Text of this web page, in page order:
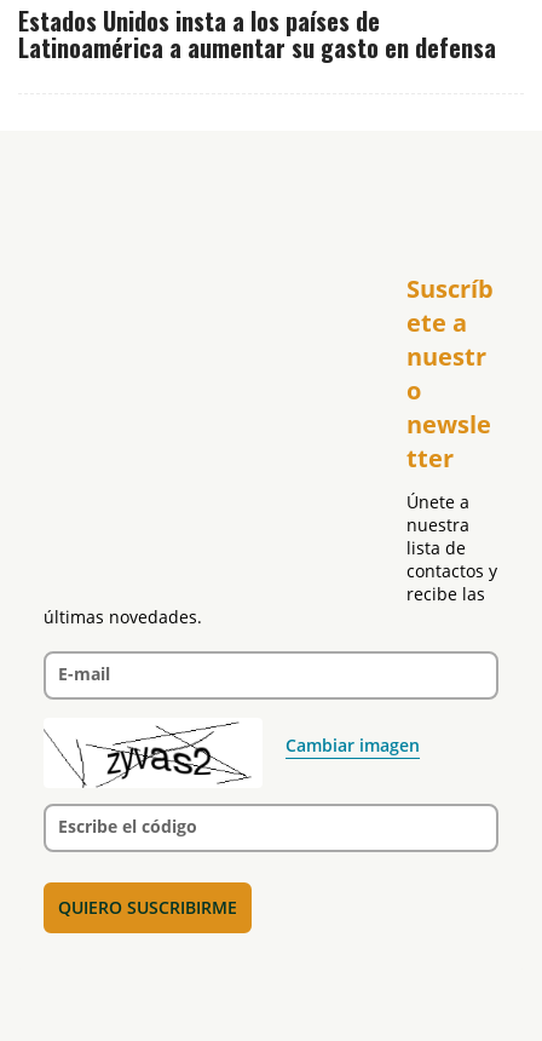
Estados Unidos insta a los países de
Latinoamérica a aumentar su gasto en defensa
Suscríb
ete a
nuestr
o
newsle
tter
Únete a
nuestra
lista de
contactos y
recibe las
últimas novedades.
E-mail
Cambiar imagen
Escribe el código